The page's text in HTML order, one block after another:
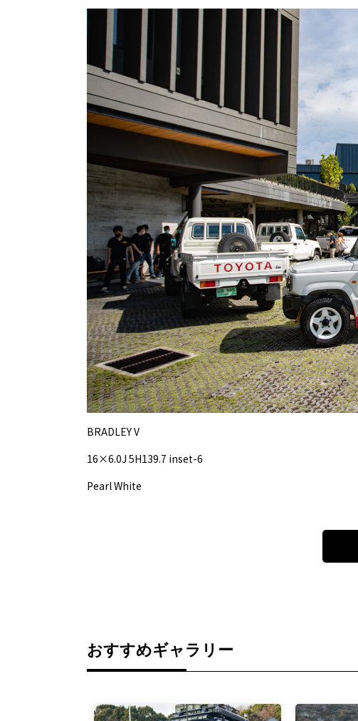
BRADLEY V
16×6.0J 5H139.7 inset-6
Pearl White
おすすめギャラリー